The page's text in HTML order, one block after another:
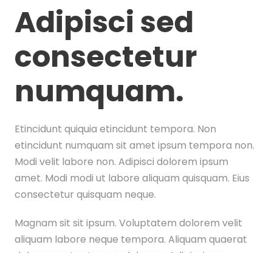
Adipisci sed
consectetur
numquam.
Etincidunt quiquia etincidunt tempora. Non
etincidunt numquam sit amet ipsum tempora non.
Modi velit labore non. Adipisci dolorem ipsum
amet. Modi modi ut labore aliquam quisquam. Eius
consectetur quisquam neque.
Magnam sit sit ipsum. Voluptatem dolorem velit
aliquam labore neque tempora. Aliquam quaerat